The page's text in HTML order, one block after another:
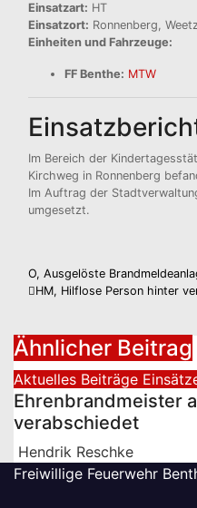
Einsatzart: HT
Einsatzort: Ronnenberg,
Einheiten und Fahrzeuge:
FF Benthe: MTW
Im Bereich der
Kirchweg in Ronnenberg
Im Auftrag der
umgesetzt.
O, Ausgelöste
HM, Hilflose Person hinter
Ähnlicher Beitrag
Aktuelles Beiträge
Ehrenbrandmeister
verabschiedet
Hendrik Reschke
Freiwillige Feuerwehr